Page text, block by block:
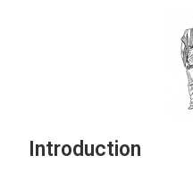
Introduction